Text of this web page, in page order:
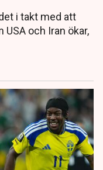
i takt med att
och Iran ökar,